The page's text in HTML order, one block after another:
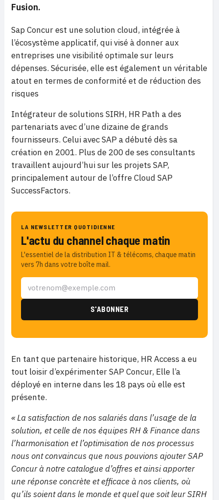
Fusion.
Sap Concur est une solution cloud, intégrée à
l’écosystème applicatif, qui visé à donner aux
entreprises une visibilité optimale sur leurs
dépenses. Sécurisée, elle est également un véritable
atout en termes de conformité et de réduction des
risques
Intégrateur de solutions SIRH, HR Path a des
partenariats avec d’une dizaine de grands
fournisseurs. Celui avec SAP a débuté dès sa
création en 2001. Plus de 200 de ses consultants
travaillent aujourd’hui sur les projets SAP,
principalement autour de l’offre Cloud SAP
SuccessFactors.
LA NEWSLETTER QUOTIDIENNE
L'actu du channel chaque matin
L'essentiel de la distribution IT & télécoms, chaque matin
vers 7h dans votre boîte mail.
En tant que partenaire historique, HR Access a eu
tout loisir d’expérimenter SAP Concur, Elle l’a
déployé en interne dans les 18 pays où elle est
présente.
« La satisfaction de nos salariés dans l’usage de la
solution, et celle de nos équipes RH & Finance dans
l’harmonisation et l’optimisation de nos processus
nous ont convaincus que nous pouvions ajouter SAP
Concur à notre catalogue d’offres et ainsi apporter
une réponse concrète et efficace à nos clients, où
qu’ils soient dans le monde et quel que soit leur SIRH